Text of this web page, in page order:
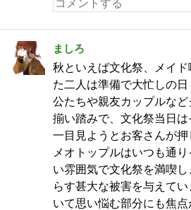
ましろ
秋といえば文化祭、メイ
た二人は準備で大忙しの
公たちや親友カップルな
揃い踏みで、文化祭当日
一目見ようとお客さんが押
メオトップルはいつも通
い雰囲気で文化祭を満喫
らす甚大な被害を与えて
いて思い悩む部分にも焦